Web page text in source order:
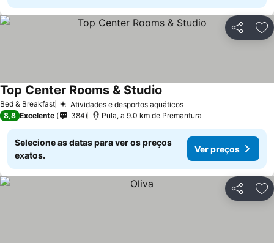
Partilhar
Bed & Breakfast Atividades e desportos aquáticos
Top Center Rooms & Studio
8,8 Excelente 384 Pula, a 9.0 km de Premantura
Selecione as datas para ver os preços
exatos.
Ver preços
Partilhar